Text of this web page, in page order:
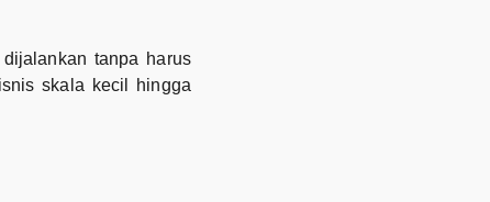
tanpa harus
skala kecil hingga